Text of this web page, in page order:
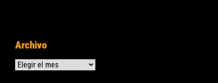
Archivo
Archivos